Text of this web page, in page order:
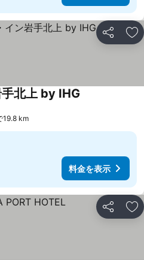
シェア お
北上 by IHG
19.8 km
料金を表示
シェア お